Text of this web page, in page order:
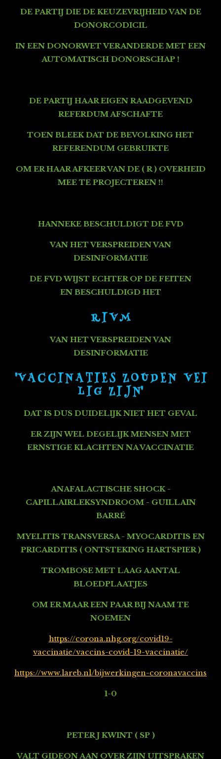
DE PARTIJ DIE DE KEUZEVRIJHEID VAN DE
DONORCODICIL
IN EEN DONORWET VERANDERDE MET EEN
AUTOMATISCH DONORSCHAP !
DE PARTIJ HAAR EIGEN RAADGEVEND
REFERDUM AFSCHAFTE
TOEN BLEEK DAT DE BEVOLKING HET
REFERENDUM GEBRUIKTE
OM ER HAAR AFKEER VAN DE ( R ) OVERHEID
MEE TE PROJECTEREN !!
HANNEKE BESCHULDIGT DE FVD
VAN HET VERSPREIDEN VAN
DESINFORMATIE
DE FVD WIJST ECHTER OP DE FEITEN
EN BESCHULDIGD HET
R I V M
VAN HET VERSPREIDEN VAN
DESINFORMATIE
"V A C C I N A T I E S Z O U D E N V E I
L I G Z I J N"
DAT IS DUS DUIDELIJK NIET HET GEVAL
ER ZIJN WEL DEGELIJK MENSEN MET
ERNSTIGE KLACHTEN NA VACCINATIE
ANAFALACTISCHE SHOCK -
CAPILLAIRLEKSYNDROOM - GUILLAIN
BARRÉ
MYELITIS TRANSVERSA - MYOCARDITIS EN
PRICARDITIS ( ONTSTEKING HARTSPIER )
TROMBOSE MET LAAG AANTAL
BLOEDPLAATJES
OM ER MAAR EEN PAAR BIJ NAAM TE
NOEMEN
https://corona.nhg.org/covid19-
vaccinatie/vaccins-covid-19-vaccinatie/
https://www.lareb.nl/bijwerkingen-coronavaccins
1-0
PETER J KWINT ( SP )
VALT GIDEON AAN OVER ZIJN UITSPRAKEN